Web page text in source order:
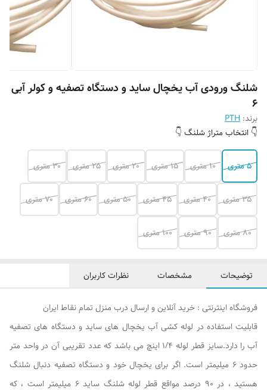
شلنگ ورودی آب یخچال ساید و دستگاه تصفیه و کولر آبی
6
برند: PTH
👇 انتخاب متراژ شلنگ 👇
۵ متری ۱۰ متری ۱۵ متری ۲۰ متری ۲۵ متری ۳۰ متری
۳۵ متری ۴۰ متری ۴۵ متری ۵۰ متری ۶۰ متری ۷۰ متری
۸۰ متری ۹۰ متری ۱۰۰ متری
توضیحات مشخصات نظرات کاربران
فروشگاه اینترنتی : خرید آنلاین و ارسال درب منزل تمام نقاط ایران
قابلیت استفاده در لوله کشی آب یخچال های ساید و دستگاه های تصفیه
آب را دارد.سایز قطر لوله 1/4 اینچ می باشد که عدد تقریبی آن در واحد متر
حدود 6 میلیمتر است. اگر برای یخچال خود و دستگاه تصفیه دنبال شلنگ
هستید ، در 90 درصد مواقع قطر لوله شلنگ ساید 6 میلیمتر است ، که